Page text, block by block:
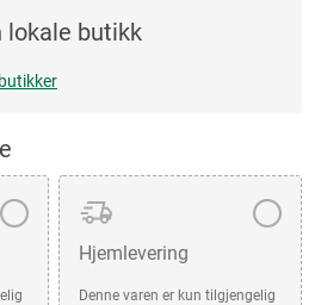
lokale butikk
Hjemlevering
Denne varen er kun tilgjengelig